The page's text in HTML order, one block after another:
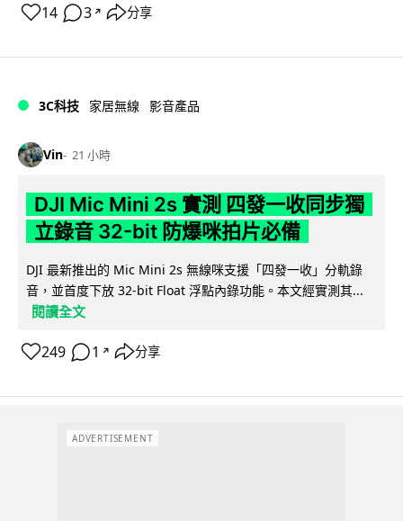
14 3 ↗ 分享
3C科技 家居無線 影音產品
Vin 21 小時
DJI Mic Mini 2s 實測 四發一收同步獨
立錄音 32-bit 防爆咪拍片必備
DJI 最新推出的 Mic Mini 2s 無線咪支援「四發一收」分軌錄
音，並首度下放 32-bit Float 浮點內錄功能。本文經實測其...
閱讀全文
249 1 ↗ 分享
ADVERTISEMENT